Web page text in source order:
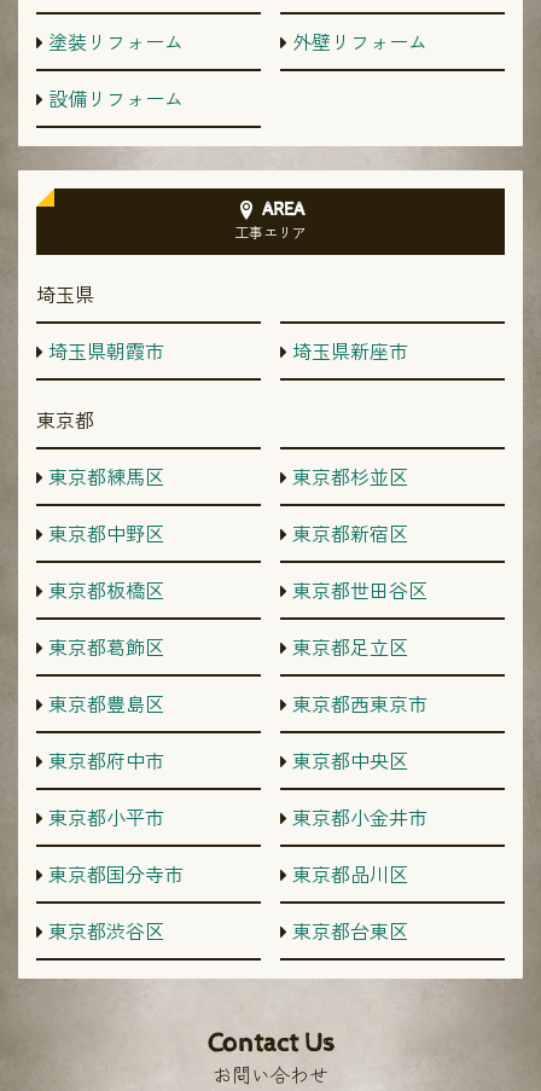
塗装リフォーム
外壁リフォーム
設備リフォーム
AREA
工事エリア
埼玉県
埼玉県朝霞市
埼玉県新座市
東京都
東京都練馬区
東京都杉並区
東京都中野区
東京都新宿区
東京都板橋区
東京都世田谷区
東京都葛飾区
東京都足立区
東京都豊島区
東京都西東京市
東京都府中市
東京都中央区
東京都小平市
東京都小金井市
東京都国分寺市
東京都品川区
東京都渋谷区
東京都台東区
Contact Us
お問い合わせ